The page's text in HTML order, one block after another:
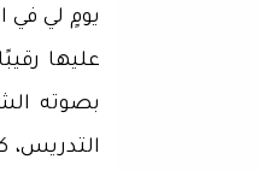
يومٍ لي في
عليها
بصوته
التدريس،